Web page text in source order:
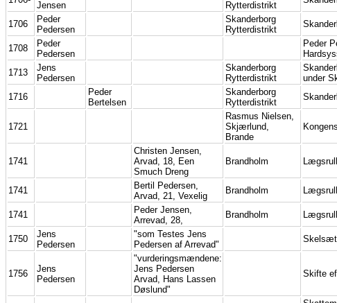
Jensen
Rytterdistrikt
1706
Peder
Pedersen
Skanderborg
Rytterdistrikt
1708
Peder
Pedersen
Peder
1713
Jens
Pedersen
Skanderborg
Rytterdistrikt
under
1716
Peder
Bertelsen
Skanderborg
Rytterdistrikt
1721
Rasmus Nielsen,
Skjærlund,
Brande
1741
Christen Jensen,
Arvad, 18, Een
Smuch Dreng
Brandholm
1741
Bertil Pedersen,
Arvad, 21, Vexelig
Brandholm
1741
Peder Jensen,
Arrevad, 28,
Brandholm
1750
Jens
Pedersen
"som Testes Jens
Pedersen af Arrevad"
1756
Jens
Pedersen
"vurderingsmændene:
Jens Pedersen
Arvad, Hans Lassen
Døslund"
Skifte